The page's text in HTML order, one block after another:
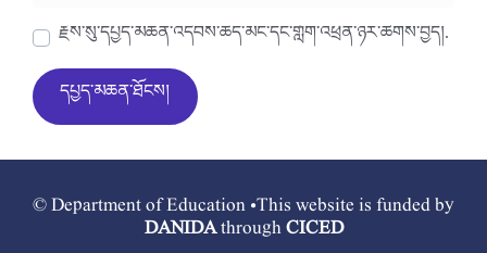
རྗེས་སུ་དཔྱད་མཆན་འདེབས་ཆེད་མིང་དང་གློག་འཕྲིན་ཉར་ཚགས་བྱེད།.
© Department of Education •This website is funded by
DANIDAthroughCICED